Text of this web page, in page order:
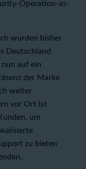
Operation-as-
wurden bisher
Deutschland
auf ein
der Marke
weiter
vor Ort ist
um
zu bieten